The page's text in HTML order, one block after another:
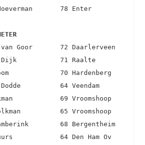
78 Enter
Goor       72 Daarlerveen
71 Raalte
70 Hardenberg
64 Veendam
69 Vroomshoop
65 Vroomshoop
68 Bergentheim
64 Den Ham Ov